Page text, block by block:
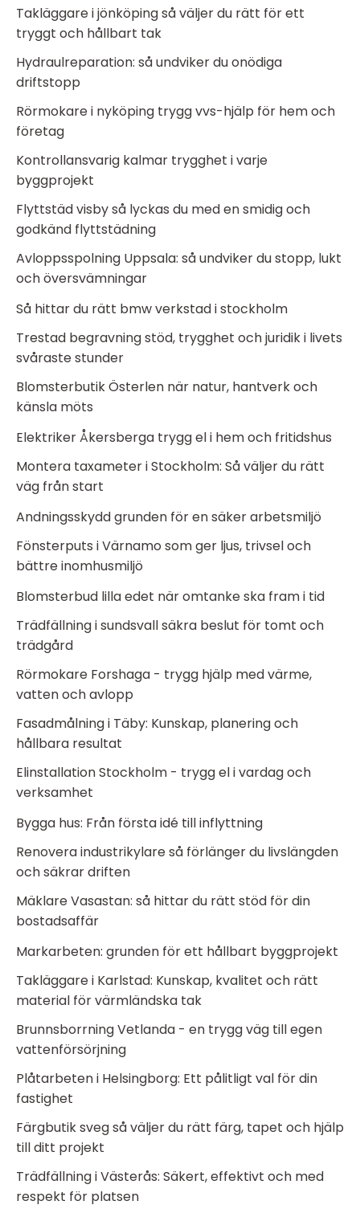
Takläggare i jönköping så väljer du rätt för ett
tryggt och hållbart tak
Hydraulreparation: så undviker du onödiga
driftstopp
Rörmokare i nyköping trygg vvs-hjälp för hem och
företag
Kontrollansvarig kalmar trygghet i varje
byggprojekt
Flyttstäd visby så lyckas du med en smidig och
godkänd flyttstädning
Avloppsspolning Uppsala: så undviker du stopp, lukt
och översvämningar
Så hittar du rätt bmw verkstad i stockholm
Trestad begravning stöd, trygghet och juridik i livets
svåraste stunder
Blomsterbutik Österlen när natur, hantverk och
känsla möts
Elektriker Åkersberga trygg el i hem och fritidshus
Montera taxameter i Stockholm: Så väljer du rätt
väg från start
Andningsskydd grunden för en säker arbetsmiljö
Fönsterputs i Värnamo som ger ljus, trivsel och
bättre inomhusmiljö
Blomsterbud lilla edet när omtanke ska fram i tid
Trädfällning i sundsvall säkra beslut för tomt och
trädgård
Rörmokare Forshaga - trygg hjälp med värme,
vatten och avlopp
Fasadmålning i Täby: Kunskap, planering och
hållbara resultat
Elinstallation Stockholm - trygg el i vardag och
verksamhet
Bygga hus: Från första idé till inflyttning
Renovera industrikylare så förlänger du livslängden
och säkrar driften
Mäklare Vasastan: så hittar du rätt stöd för din
bostadsaffär
Markarbeten: grunden för ett hållbart byggprojekt
Takläggare i Karlstad: Kunskap, kvalitet och rätt
material för värmländska tak
Brunnsborrning Vetlanda - en trygg väg till egen
vattenförsörjning
Plåtarbeten i Helsingborg: Ett pålitligt val för din
fastighet
Färgbutik sveg så väljer du rätt färg, tapet och hjälp
till ditt projekt
Trädfällning i Västerås: Säkert, effektivt och med
respekt för platsen